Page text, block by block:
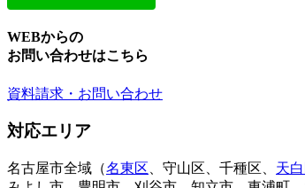
WEBからの
お問い合わせはこちら
資料請求・お問い合わせ
対応エリア
名古屋市全域（名東区 、守山区、千種区、 天